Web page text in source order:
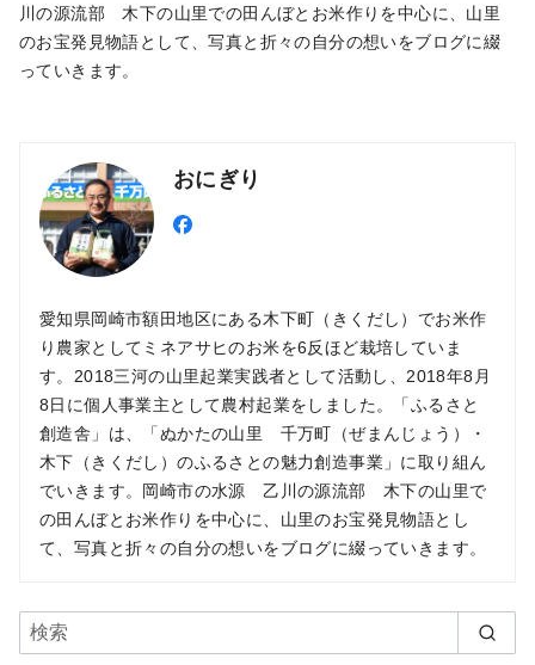
川の源流部 木下の山里での田んぼとお米作りを中心に、山里
のお宝発見物語として、写真と折々の自分の想いをブログに綴
っていきます。
おにぎり
愛知県岡崎市額田地区にある木下町（きくだし）でお米作
り農家としてミネアサヒのお米を6反ほど栽培していま
す。2018三河の山里起業実践者として活動し、2018年8月
8日に個人事業主として農村起業をしました。「ふるさと
創造舎」は、「ぬかたの山里 千万町（ぜまんじょう）・
木下（きくだし）のふるさとの魅力創造事業」に取り組ん
でいきます。岡崎市の水源 乙川の源流部 木下の山里で
の田んぼとお米作りを中心に、山里のお宝発見物語とし
て、写真と折々の自分の想いをブログに綴っていきます。